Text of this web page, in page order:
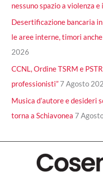
nessuno spazio a violenza
Desertificazione bancaria
le aree interne, timori
2026
CCNL, Ordine TSRM e
professionisti” 7 Agosto
Musica d’autore e desideri
torna a Schiavonea 7